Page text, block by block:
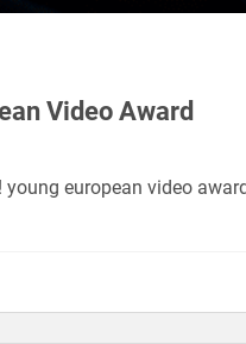
Video Award
european video